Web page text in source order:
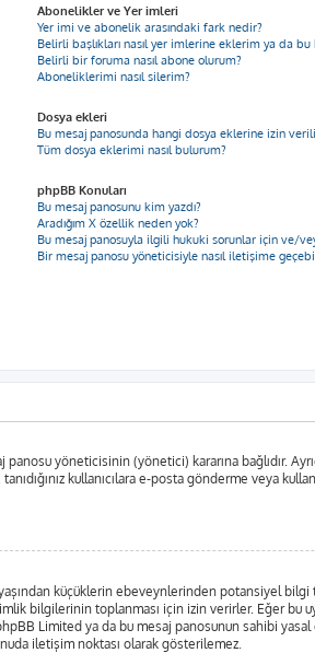
Abonelikler ve Yer imleri
Yer imi ve abonelik arasındaki fark nedir?
Belirli başlıkları nasıl yer imlerine eklerim ya da bu
Belirli bir foruma nasıl abone olurum?
Aboneliklerimi nasıl silerim?
Dosya ekleri
Bu mesaj panosunda hangi dosya eklerine izin
Tüm dosya eklerimi nasıl bulurum?
phpBB Konuları
Bu mesaj panosunu kim yazdı?
Aradığım X özellik neden yok?
Bu mesaj panosuyla ilgili hukuki sorunlar için ve/
Bir mesaj panosu yöneticisiyle nasıl iletişime
yöneticisinin (yönetici) kararına bağlıdır.
kullanıcılara e-posta gönderme veya
küçüklerin ebeveynlerinden potansiyel bilgi
bilgilerinin toplanması için izin verirler. Eğer bu
Limited ya da bu mesaj panosunun sahibi
iletişim noktası olarak gösterilemez.